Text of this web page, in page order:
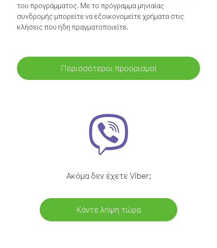
του προγράμματος. Με το πρόγραμμα μηνιαίας
συνδρομής μπορείτε να εξοικονομείτε χρήματα στις
κλήσεις που ήδη πραγματοποιείτε.
Περισσότεροι προορισμοί
Ακόμα δεν έχετε Viber;
Κάντε λήψη τώρα